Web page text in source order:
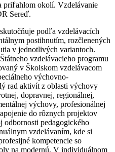
priľahlom okolí. Vzdelávanie
Sereď.
podľa vzdelávacích
postihnutím, rozčlenených
v jednotlivých variantoch.
vzdelávacieho programu
v Školskom vzdelávacom
výchovno-
rad aktivít z oblasti výchovy
dopravnej, regionálnej,
výchovy, profesionálnej
do rôznych projektov
pedagogického
vzdelávaním, kde si
kompetencie so
na modernú. V individuálnom